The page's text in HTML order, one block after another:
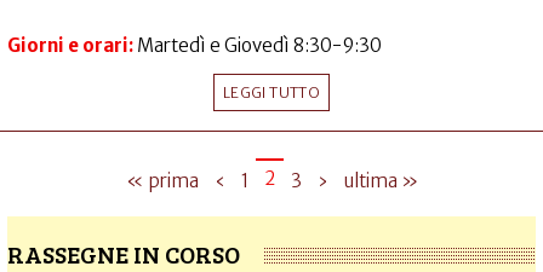
Giorni e orari: Martedì e Giovedì 8:30-9:30
LEGGI TUTTO
« prima ‹ 1 2 3 › ultima »
RASSEGNE IN CORSO